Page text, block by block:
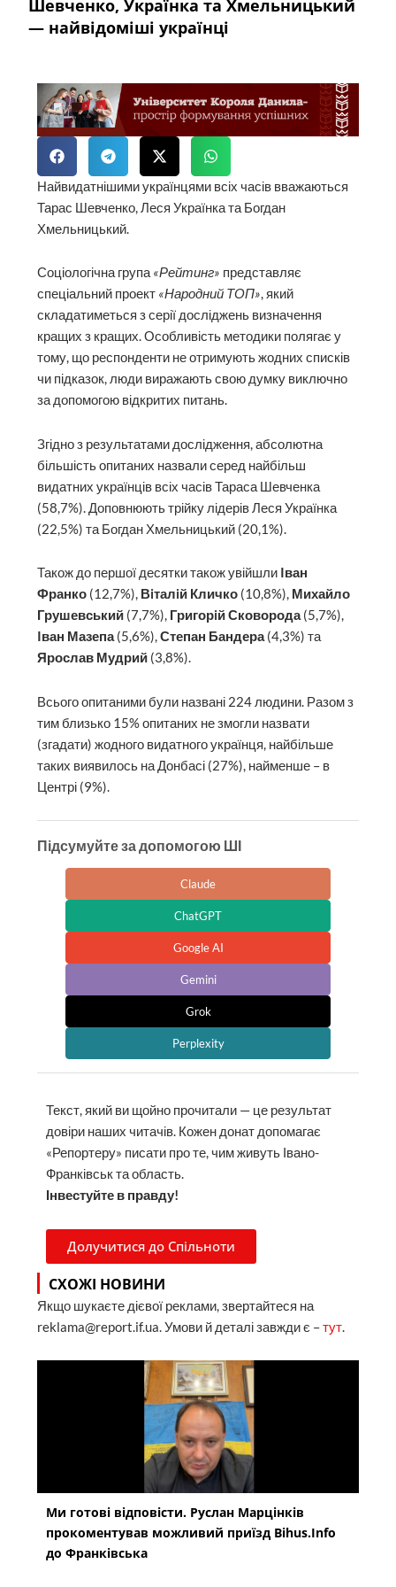
Шевченко, Українка та Хмельницький
— найвідоміші українці
Найвидатнішими українцями всіх часів вважаються
Тарас Шевченко, Леся Українка та Богдан
Хмельницький.
Соціологічна група «Рейтинг» представляє
спеціальний проект «Народний ТОП», який
складатиметься з серії досліджень визначення
кращих з кращих. Особливість методики полягає у
тому, що респонденти не отримують жодних списків
чи підказок, люди виражають свою думку виключно
за допомогою відкритих питань.
Згідно з результатами дослідження, абсолютна
більшість опитаних назвали серед найбільш
видатних українців всіх часів Тараса Шевченка
(58,7%). Доповнюють трійку лідерів Леся Українка
(22,5%) та Богдан Хмельницький (20,1%).
Також до першої десятки також увійшли Iван
Франко (12,7%), Вiталiй Кличко (10,8%), Михайло
Грушевський (7,7%), Григорiй Сковорода(5,7%),
Iван Мазепа(5,6%),Степан Бандера(4,3%) та
Ярослав Мудрий (3,8%).
Всього опитаними були названі 224 людини. Разом з
тим близько 15% опитаних не змогли назвати
(згадати) жодного видатного українця, найбільше
таких виявилось на Донбасі (27%), найменше – в
Центрі (9%).
Підсумуйте за допомогою ШІ
Claude
ChatGPT
Google AI
Gemini
Grok
Perplexity
Текст, який ви щойно прочитали — це результат
довіри наших читачів. Кожен донат допомагає
«Репортеру» писати про те, чим живуть Івано-
Франківськ та область.
Інвестуйте в правду!
Долучитися до Спільноти
СХОЖІ НОВИНИ
Якщо шукаєте дієвої реклами, звертайтеся на
reklama@report.if.ua. Умови й деталі завжди є –тут.
Ми готові відповісти. Руслан Марцінків
прокоментував можливий приїзд Bihus.Info
до Франківська